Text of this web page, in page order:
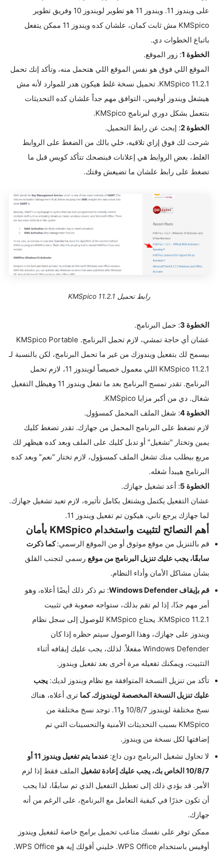
على ويندوز 11. ويندوز 11 هو تطوير لويندوز 10 وفريق تطوير
KMSpico مش ثابت كمان، علشان كده ويندوز 11 ممكن يتفعل
باتباع الخطوات دي.
الخطوة 1: زور الموقع.
الموقع اللي فوق هو نفس الموقع اللي هتحمل منه، وتأكد إنك تحمل
KMSpico 11.2.1. تحميل نسخة غلط هيكون هدر للموارد لأنه مش
هيشغل ويندوز أوفيس، التوافق مهم جداً علشان كده التحديثات
بتتعمل بشكل دوري لبرنامج KMSpico.
الخطوة 2: إبحث عن رابط التحميل.
شرحت لك فوق إزاي تلاقيه، خلي بالك من الضغط على الروابط
الغلط، بعض الروابط هي إعلانات فبنصحك تتأكد كويس قبل ما
تضغط على رابط علشان ما تضيعش وقتك.
رابط تحميل KMSpico 11.2.1
الخطوة 3
: حمل البرنامج.
عشان أي حاجة تمشي، لازم تحمل البرنامج. KMSpico Portable
بيسمح لك بتفعيل ويندوزك من غير ما تحمل البرنامج، لكن بالنسبة لـ
KMSpico 11.2.1 اللي معمول خصيصاً لويندوز 11، لازم تحمل
البرنامج. تقدر تمسح البرنامج بعد ما تفعل ويندوز 11 وهيظل التفعيل
شغال. دي من أكبر مزايا KMSpico.
الخطوة 4: شغل الملف المحمل كمسؤول.
لازم تضغط على البرنامج المحمل من جهازك. تقدر تضغط كليك
يمين وتختار "تشغيل" أو تدبل كليك على الملف وبعد كده هيظهر لك
مربع بيطلب منك تشغل الملف كمسؤول، لازم تختار "نعم" وبعد كده
البرنامج هيبدأ شغله.
الخطوة 5: أعد تشغيل جهازك.
عشان التفعيل يكتمل ويشتغل بكامل تأثيره، لازم تعيد تشغيل جهازك.
لما جهازك يرجع تاني، هيكون تم تفعيل ويندوز 11.
أهم النصائح لتثبيت واستخدام KMSpico بأمان
قم بالتنزيل من موقع موثوق أو من الموقع الرسمي:كما ذكرت
سابقًا، يجب عليك تنزيل البرنامج من موقع رسمي لتجنب القلق
بشأن مشاكل الأمان وأداء النظام.
قم بإيقاف Windows Defender
: تم ذكر ذلك أيضًا أعلاه، وهو
أمر مهم جدًا، إذا لم تقم بذلك، ستواجه صعوبة في تثبيت
KMSpico 11.2.1. يحتاج KMSpico للوصول إلى سجل نظام
ويندوز على جهازك، وهذا الوصول سيتم حظره إذا كان
Windows Defender مفعلاً. لذلك، يجب عليك إيقافه أثناء
التثبيت، ويمكنك تفعيله مرة أخرى بعد تفعيل ويندوز.
تأكد من تنزيل النسخة المتوافقة مع نظام ويندوز لديك: يجب
عليك تنزيل النسخة المخصصة لويندوزك. كما ترى أعلاه، هناك
نسخ مختلفة لويندوز 10/8/7 و11. توجد نسخ مختلفة من
KMSpico بسبب التحديثات الأمنية والتحسينات التي تم
إضافتها لكل نسخة من ويندوز.
لا تحاول تشغيل البرنامج دون داع:
عندما يتم تفعيل ويندوز 11 أو
10/8/7 الخاص بك، يجب عليك إعادة تشغيل
الملف فقط إذا لزم
الأمر. قد يؤدي ذلك إلى تعطيل التفعيل الذي تم سابقًا، لذا يجب
أن تكون حذرًا في كيفية التعامل مع البرنامج، على الرغم من أنه
جهازك.
ممكن توفر على نفسك متاعب تحميل برامج خاصة لتفعيل ويندوز
أوفيس باستخدام WPS Office. خليني أقولك إيه هو WPS Office.